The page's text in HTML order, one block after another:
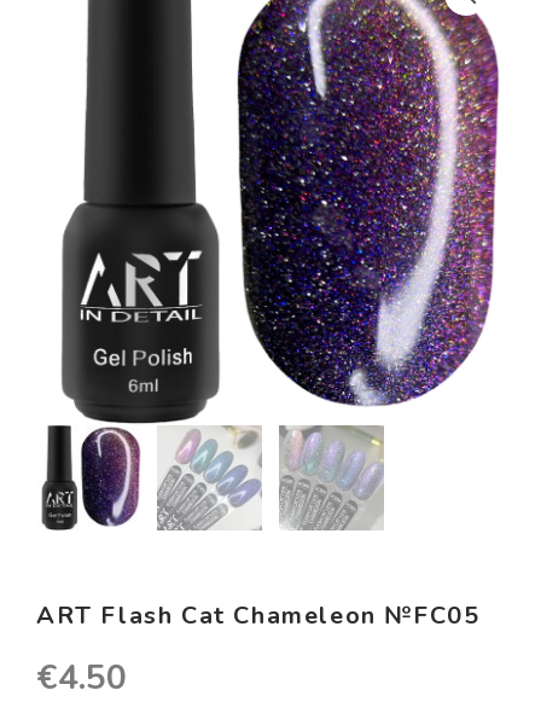
ART Flash Cat Chameleon №FC05
€4.50